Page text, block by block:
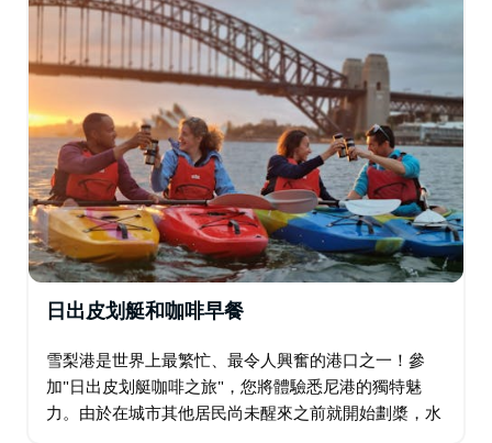
日出皮划艇和咖啡早餐
雪梨港是世界上最繁忙、最令人興奮的港口之一！參
加"日出皮划艇咖啡之旅"，您將體驗悉尼港的獨特魅
力。由於在城市其他居民尚未醒來之前就開始劃槳，水